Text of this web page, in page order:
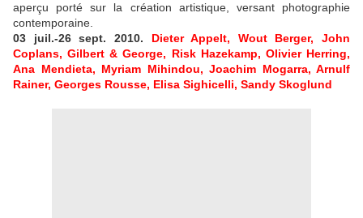
aperçu porté sur la création artistique, versant photographie
contemporaine.
03 juil.-26 sept. 2010. Dieter Appelt, Wout Berger, John
Coplans, Gilbert & George, Risk Hazekamp, Olivier Herring,
Ana Mendieta, Myriam Mihindou, Joachim Mogarra, Arnulf
Rainer, Georges Rousse, Elisa Sighicelli, Sandy Skoglund